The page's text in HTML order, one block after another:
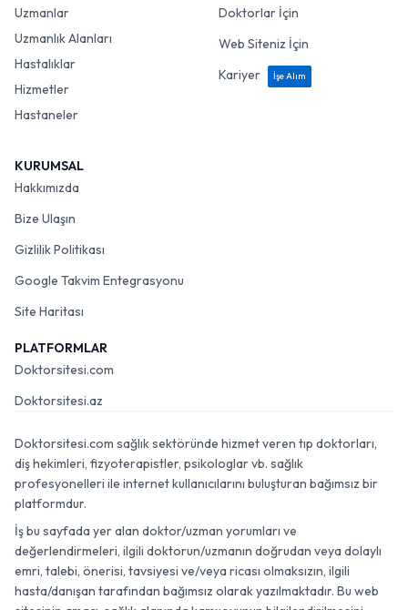
Uzmanlar
Uzmanlık Alanları
Hastalıklar
Hizmetler
Hastaneler
Doktorlar İçin
Web Siteniz İçin
Kariyer
İşe Alım
KURUMSAL
Hakkımızda
Bize Ulaşın
Gizlilik Politikası
Google Takvim Entegrasyonu
Site Haritası
PLATFORMLAR
Doktorsitesi.com
Doktorsitesi.az
Doktorsitesi.com sağlık sektöründe hizmet veren tıp doktorları,
diş hekimleri, fizyoterapistler, psikologlar vb. sağlık
profesyonelleri ile internet kullanıcılarını buluşturan bağımsız bir
platformdur.
İş bu sayfada yer alan doktor/uzman yorumları ve
değerlendirmeleri, ilgili doktorun/uzmanın doğrudan veya dolaylı
emri, talebi, önerisi, tavsiyesi ve/veya ricası olmaksızın, ilgili
hasta/danışan tarafından bağımsız olarak yazılmaktadır. Bu web